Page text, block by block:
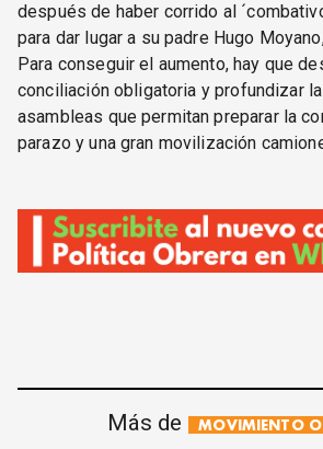
después de haber corrido al
para dar lugar a su padre Hugo
Para conseguir el aumento, hay que
conciliación obligatoria y profundizar
asambleas que permitan preparar la
parazo y una gran movilización
Más de MOVIMIENTO